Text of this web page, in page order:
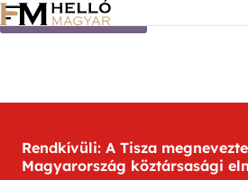
Ugrás a tartalomra
Rendkívüli: A Tisza
Magyarország köztársasági